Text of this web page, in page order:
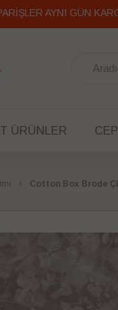
AYNI GÜN
ÜRÜNLER
Cotton Box Brode